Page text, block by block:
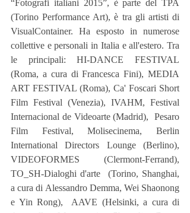
“Fotografi italiani 2015”, è parte del TPA
(Torino Performance Art), è tra gli artisti di
VisualContainer. Ha esposto in numerose
collettive e personali in Italia e all'estero. Tra
le principali: HI-DANCE FESTIVAL
(Roma, a cura di Francesca Fini), MEDIA
ART FESTIVAL (Roma), Ca' Foscari Short
Film Festival (Venezia), IVAHM, Festival
Internacional de Videoarte (Madrid),  Pesaro
Film Festival, Molisecinema, Berlin
International Directors Lounge (Berlino),
VIDEOFORMES (Clermont-Ferrand),
TO_SH-Dialoghi d'arte  (Torino, Shanghai,
a cura di Alessandro Demma, Wei Shaonong
e Yin Rong),  AAVE (Helsinki, a cura di